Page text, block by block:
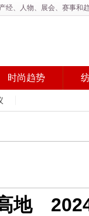
经、人物、展会、赛事和
时尚趋势
地